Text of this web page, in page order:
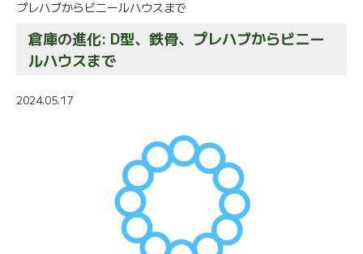
プレハブからビニールハウスまで
倉庫の進化: D型、鉄骨、プレハブからビニー
ルハウスまで
2024.05.17